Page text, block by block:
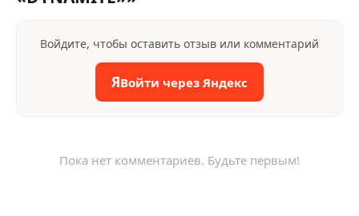
Войдите, чтобы оставить отзыв или комментарий
ЯВойти через Яндекс
Пока нет комментариев. Будьте первым!